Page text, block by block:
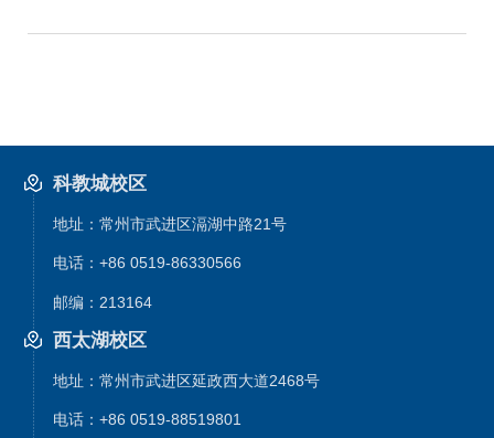
科教城校区
地址：常州市武进区滆湖中路21号
电话：+86 0519-86330566
邮编：213164
西太湖校区
地址：常州市武进区延政西大道2468号
电话：+86 0519-88519801